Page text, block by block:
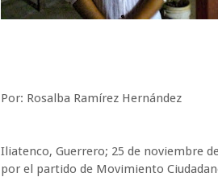
Por: Rosalba Ramírez Hernández
Iliatenco, Guerrero; 25 de noviembre
por el partido de Movimiento